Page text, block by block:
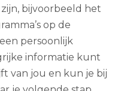
bijvoorbeeld het
op de
persoonlijk
informatie kunt
van jou en kun je bij